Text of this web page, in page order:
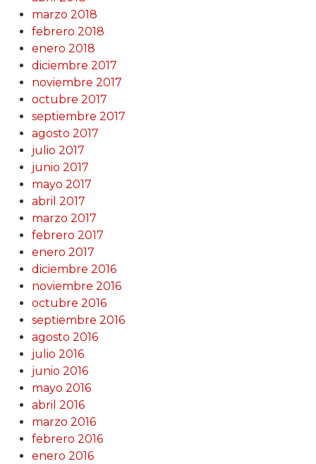
marzo 2018
febrero 2018
enero 2018
diciembre 2017
noviembre 2017
octubre 2017
septiembre 2017
agosto 2017
julio 2017
junio 2017
mayo 2017
abril 2017
marzo 2017
febrero 2017
enero 2017
diciembre 2016
noviembre 2016
octubre 2016
septiembre 2016
agosto 2016
julio 2016
junio 2016
mayo 2016
abril 2016
marzo 2016
febrero 2016
enero 2016